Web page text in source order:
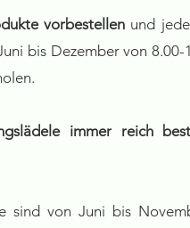
vorbestellen und
bis Dezember von 8.00-
immer reich
sind von Juni bis